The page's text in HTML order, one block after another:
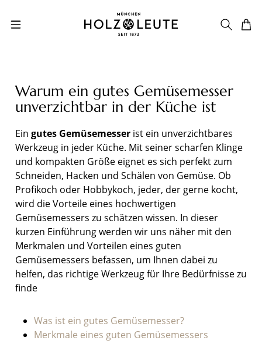
Zum Hauptinhalt springen
Warum ein gutes Gemüsemesser
unverzichtbar in der Küche ist
Ein gutes Gemüsemesser ist ein unverzichtbares
Werkzeug in jeder Küche. Mit seiner scharfen Klinge
und kompakten Größe eignet es sich perfekt zum
Schneiden, Hacken und Schälen von Gemüse. Ob
Profikoch oder Hobbykoch, jeder, der gerne kocht,
wird die Vorteile eines hochwertigen
Gemüsemessers zu schätzen wissen. In dieser
kurzen Einführung werden wir uns näher mit den
Merkmalen und Vorteilen eines guten
Gemüsemessers befassen, um Ihnen dabei zu
helfen, das richtige Werkzeug für Ihre Bedürfnisse zu
finde
Was ist ein gutes Gemüsemesser?
Merkmale eines guten Gemüsemessers